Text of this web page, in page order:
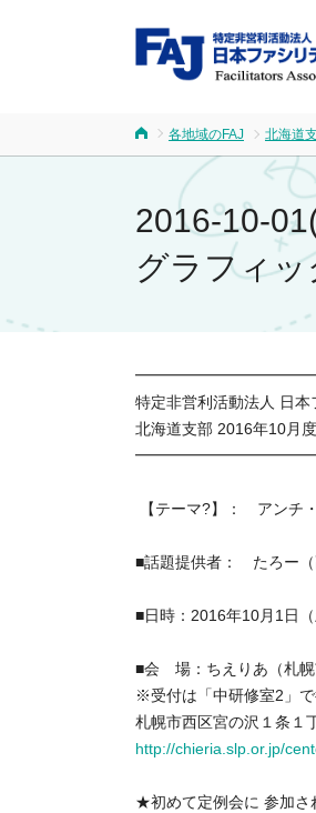
各地域のFAJ 北海道
2016-10-
グラフィ
特定非営利活動法人 日本
北海道支部 2016年10月
【テーマ?】： アンチ
■話題提供者： たろー
■日時：2016年10月1日
■会 場：ちえりあ（札幌
※受付は「中研修室2」で
札幌市西区宮の沢１条１
http://chieria.slp.or.jp/
★初めて定例会に 参加さ